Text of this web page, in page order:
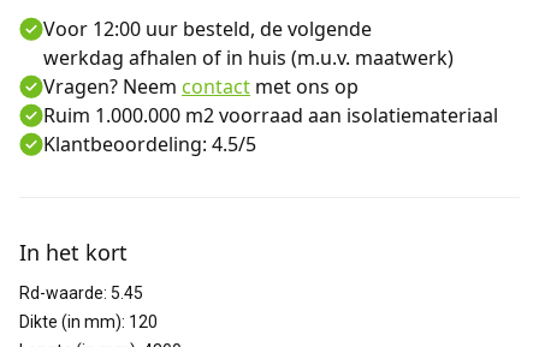
Voor 12:00 uur besteld, de volgende
werkdag afhalen of in huis (m.u.v. maatwerk)
Vragen? Neem contact met ons op
Ruim 1.000.000 m2 voorraad aan isolatiemateriaal
Klantbeoordeling: 4.5/5
In het kort
Rd-waarde: 5.45
Dikte (in mm): 120